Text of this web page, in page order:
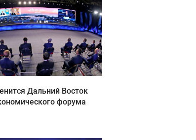
Дальний Восток
форума